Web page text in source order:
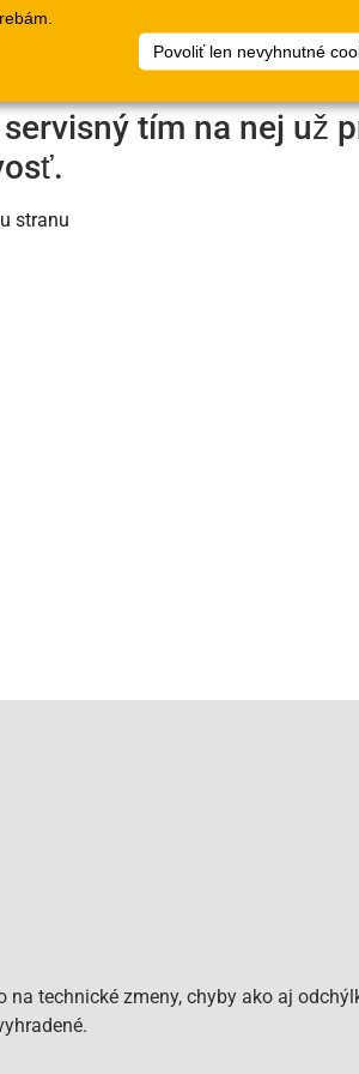
Povoliť len nevyhnutné
súbor artiklov Dokumenty
tím na nej už
stranu
technické zmeny, chyby ako aj